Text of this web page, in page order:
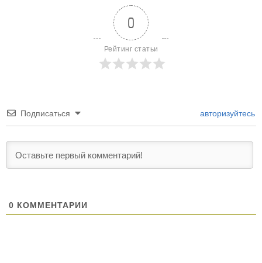
0
Рейтинг статьи
Подписаться авторизуйтесь
0 КОММЕНТАРИИ